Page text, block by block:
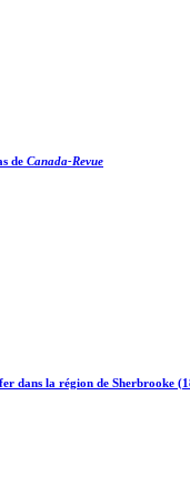
de Canada-Revue
dans la région de Sherbrooke